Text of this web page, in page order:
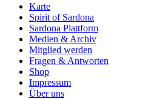
Karte
Spirit of Sardona
Sardona Plattform
Medien & Archiv
Mitglied werden
Fragen & Antworten
Shop
Impressum
Über uns